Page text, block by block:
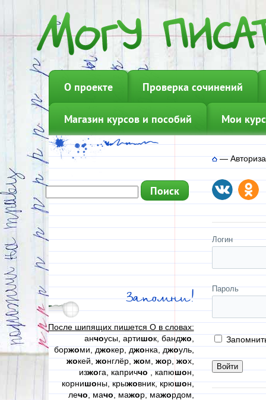
О проекте Проверка сочинений
Магазин курсов и пособий Мои
Запомни!
После шипящих пишется О в словах:
анчоусы, артишок, банджо
боржоми, джокер, джонка, джоуль,
жокей,жонглёр,жом,жор,жох,
изжога, каприччо, капюшон,
корнишоны, крыжовник, крюшон,
лечо, мачо, мажор, мажордом,
—
Логин
Пароль